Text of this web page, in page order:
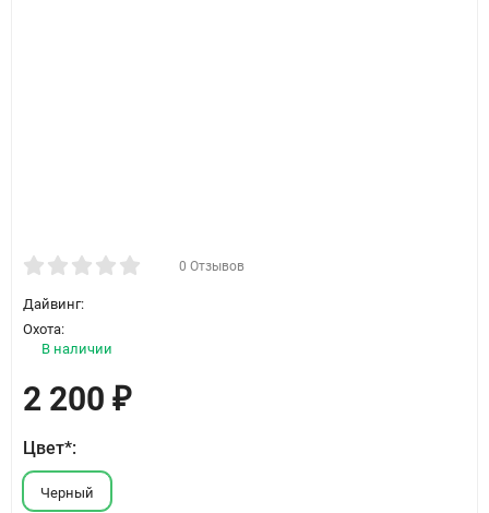
0 Отзывов
Дайвинг:
Охота:
В наличии
2 200 ₽
Цвет*:
Черный